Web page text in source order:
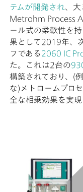
テムが開発され 、大
Metrohm Process
ール式の柔軟性を
果として2019年、
フである 2060 IC
た。これは2台の
構築されており、(
な)メトロームプロ
全な相乗効果を実現